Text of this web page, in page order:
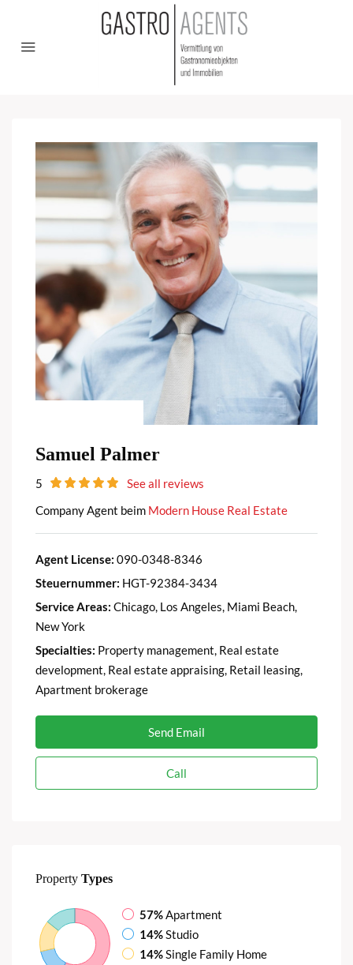
Samuel Palmer
5
See all reviews
Company Agent beim Modern House Real Estate
Agent License: 090-0348-8346
Steuernummer: HGT-92384-3434
Service Areas: Chicago, Los Angeles, Miami Beach,
New York
Specialties: Property management, Real estate
development, Real estate appraising, Retail leasing,
Apartment brokerage
Send Email
Call
Property Types
57%Apartment
14%Studio
14%Single Family Home